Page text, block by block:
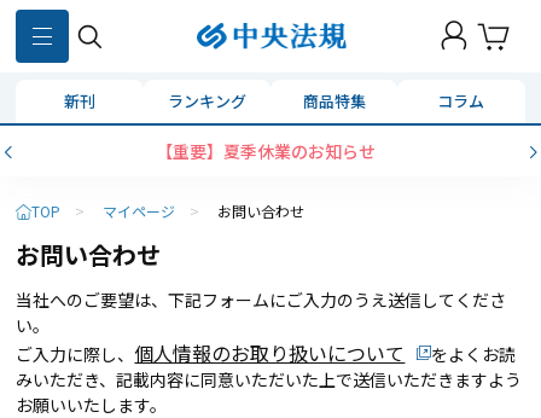
新刊 ランキング 商品特集 コラム
【重要】夏季休業のお知らせ
TOP > マイページ > お問い合わせ
お問い合わせ
当社へのご要望は、下記フォームにご入力のうえ送信してくださ
い。
ご入力に際し、 個人情報のお取り扱いについて
をよくお読
みいただき、記載内容に同意いただいた上で送信いただきますよう
お願いいたします。